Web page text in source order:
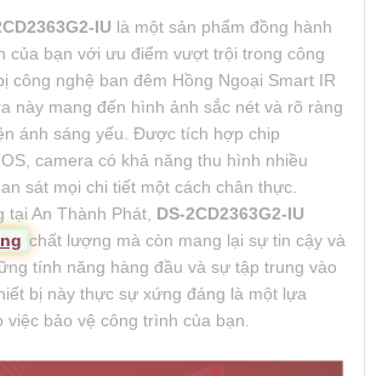
IU là một sản phẩm đồng hành
của bạn với ưu điểm vượt trội trong công
công nghệ ban đêm Hồng Ngoại Smart IR
này mang đến hình ảnh sắc nét và rõ ràng
ánh sáng yếu. Được tích hợp chip
camera có khả năng thu hình nhiều
sát mọi chi tiết một cách chân thực.
An Thành Phát, DS-2CD2363G2-IU
chất lượng mà còn mang lại sự tin cậy và
tính năng hàng đầu và sự tập trung vào
bị này thực sự xứng đáng là một lựa
bảo vệ công trình của bạn.